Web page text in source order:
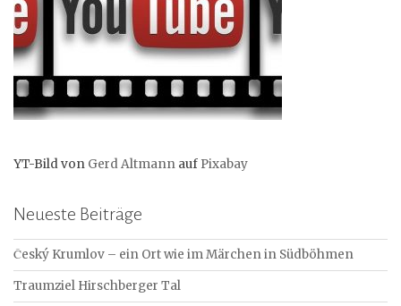
YT-Bild von Gerd Altmann auf Pixabay
Neueste Beiträge
Český Krumlov – ein Ort wie im Märchen in Südböhmen
Traumziel Hirschberger Tal